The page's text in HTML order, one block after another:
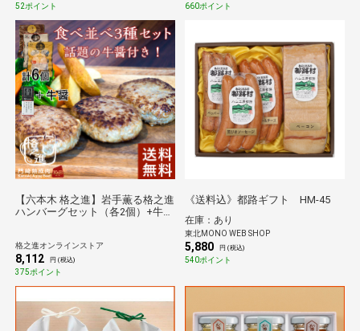
52ポイント 660ポイント
【六本木 格之進】岩手薫る格之進
ハンバーグセット（各2個）+牛醤
格之進オンラインストア
8,112 円 (税込)
375ポイント
《送料込》都路ギフト HM-45
在庫：あり
東北MONO WEB SHOP
5,880 円 (税込)
540ポイント